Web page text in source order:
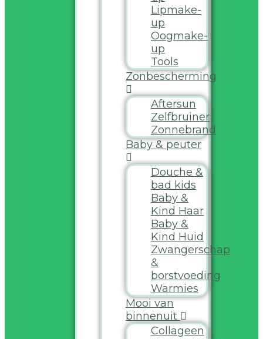
Lipmake-
up
Oogmake-
up
Tools
Zonbescherming
Aftersun
Zelfbruiner
Zonnebrand
Baby & peuter
Douche &
bad kids
Baby &
Kind Haar
Baby &
Kind Huid
Zwangerschap
&
borstvoeding
Warmies
Mooi van
binnenuit
Collageen